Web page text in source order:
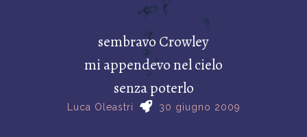
sembravo Crowley
mi appendevo nel cielo
senza poterlo
Luca Oleastri 30 giugno 2009